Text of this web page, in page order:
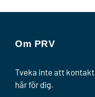
Om PRV
Tveka inte att
här för dig.